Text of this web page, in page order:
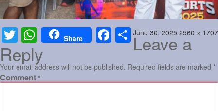
Twitter WhatsAppShare Facebook
Share
Posted
June 30, 2025 Full
size
2560 × 1707
Leave a
Reply
Your email address will not be published. Required fields are marked *
Comment *